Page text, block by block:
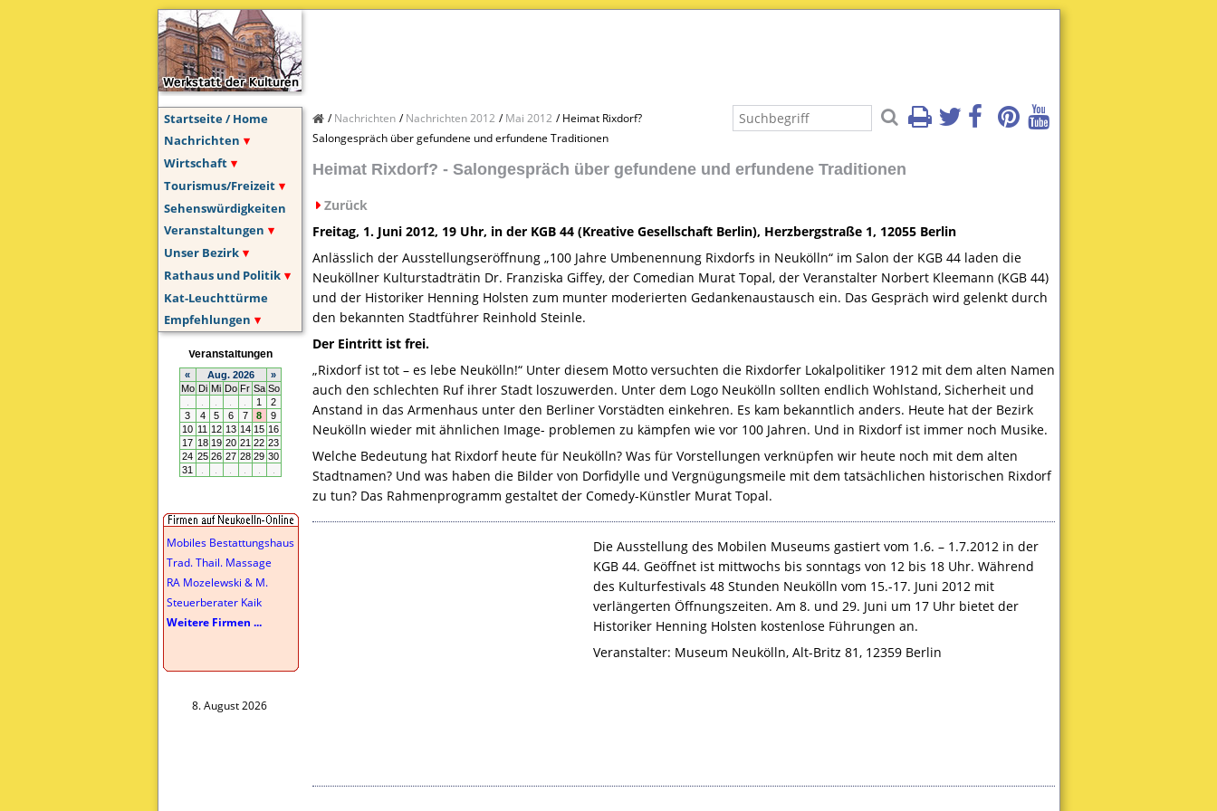
Startseite / Home
Nachrichten
Wirtschaft
Tourismus/Freizeit
Sehenswürdigkeiten
Veranstaltungen
Unser Bezirk
Rathaus und Politik
Kat-Leuchttürme
Empfehlungen
Mobiles Bestattungshaus
Trad. Thail. Massage
RA Mozelewski & M.
Steuerberater Kaik
Weitere Firmen ...
8. August 2026
Nachrichten Nachrichten 2012 Mai 2012
Heimat Rixdorf?
Salongespräch über gefundene und erfundene Traditionen
Heimat Rixdorf? - Salongespräch über gefundene und erfundene Traditionen
Zurück
Freitag, 1. Juni 2012, 19 Uhr, in der KGB44 (Kreative Gesellschaft Berlin), Herzbergstraße 1, 12055 Berlin
Anlässlich der Ausstellungseröffnung „100 Jahre Umbenennung Rixdorfs in Neukölln“ im Salon der KGB44 laden die
Neuköllner Kulturstadträtin Dr. Franziska Giffey, der Comedian Murat Topal, der Veranstalter Norbert Kleemann (KGB44)
und der Historiker Henning Holsten zum munter moderierten Gedankenaustausch ein. Das Gespräch wird gelenkt durch
den bekannten Stadtführer Reinhold Steinle.
Der Eintritt ist frei.
„Rixdorf ist tot – es lebe Neukölln!“ Unter diesem Motto versuchten die Rixdorfer Lokalpolitiker 1912 mit dem alten Namen
auch den schlechten Ruf ihrer Stadt loszuwerden. Unter dem Logo Neukölln sollten endlich Wohlstand, Sicherheit und
Anstand in das Armenhaus unter den Berliner Vorstädten einkehren. Es kam bekanntlich anders. Heute hat der Bezirk
Neukölln wieder mit ähnlichen Image- problemen zu kämpfen wie vor 100 Jahren. Und in Rixdorf ist immer noch Musike.
Welche Bedeutung hat Rixdorf heute für Neukölln? Was für Vorstellungen verknüpfen wir heute noch mit dem alten
Stadtnamen? Und was haben die Bilder von Dorfidylle und Vergnügungsmeile mit dem tatsächlichen historischen Rixdorf
zu tun? Das Rahmenprogramm gestaltet der Comedy-Künstler Murat Topal.
Die Ausstellung des Mobilen Museums gastiert vom 1.6. – 1.7.2012 in der
KGB44. Geöffnet ist mittwochs bis sonntags von 12 bis 18 Uhr. Während
des Kulturfestivals 48 Stunden Neukölln vom 15.-17. Juni 2012 mit
verlängerten Öffnungszeiten. Am 8. und 29. Juni um 17 Uhr bietet der
Historiker Henning Holsten kostenlose Führungen an.
Veranstalter: Museum Neukölln, Alt-Britz 81, 12359 Berlin